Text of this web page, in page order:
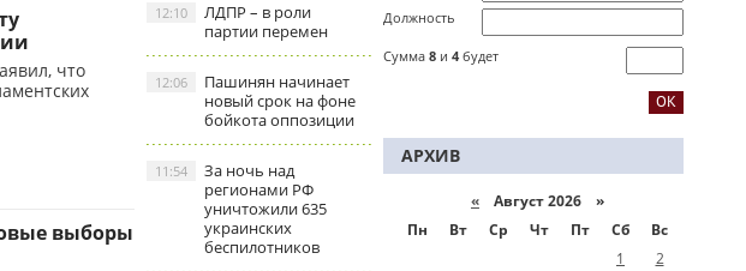
что
выборы
ЛДПР – в роли
партии перемен
12:10
Пашинян начинает
новый срок на фоне
бойкота оппозиции
12:06
За ночь над
регионами РФ
уничтожили 635
украинских
беспилотников
11:54
Должность
Сумма 8 и 4 будет
АРХИВ
« Август 2026 »
Пн
Вт Ср Чт Пт Сб
Вс
1
2